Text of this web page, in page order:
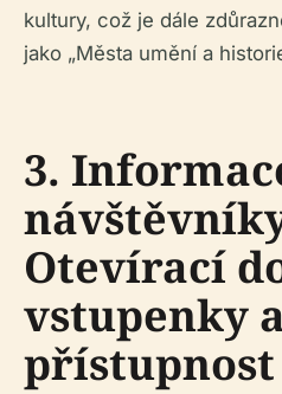
kultury, což je dále
jako „Města umění a
3.
Otevírací
vstupenky
přístupnost